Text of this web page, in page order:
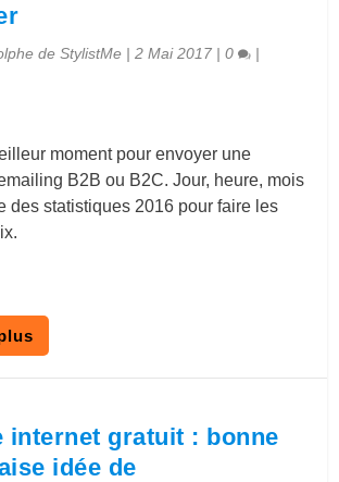
de StylistMe |2 Mai 2017 |0 |
moment pour envoyer une
B2B ou B2C. Jour, heure, mois
des statistiques 2016 pour faire les
internet gratuit : bonne
idée de